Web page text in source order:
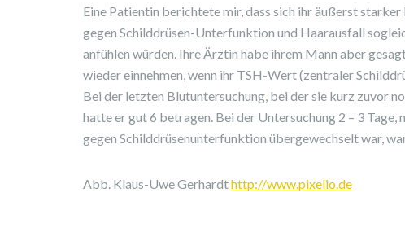
Eine Patientin berichtete mir, dass sich ihr äußerst
gegen Schilddrüsen-Unterfunktion und Haarausfall
anfühlen würden. Ihre Ärztin habe ihrem Mann aber
wieder einnehmen, wenn ihr TSH-Wert (zentraler
Bei der letzten Blutuntersuchung, bei der sie kurz zuvor
hatte er gut 6 betragen. Bei der Untersuchung 2 – 3
gegen Schilddrüsenunterfunktion übergewechselt war,
Abb. Klaus-Uwe Gerhardthttp://www.pixelio.de